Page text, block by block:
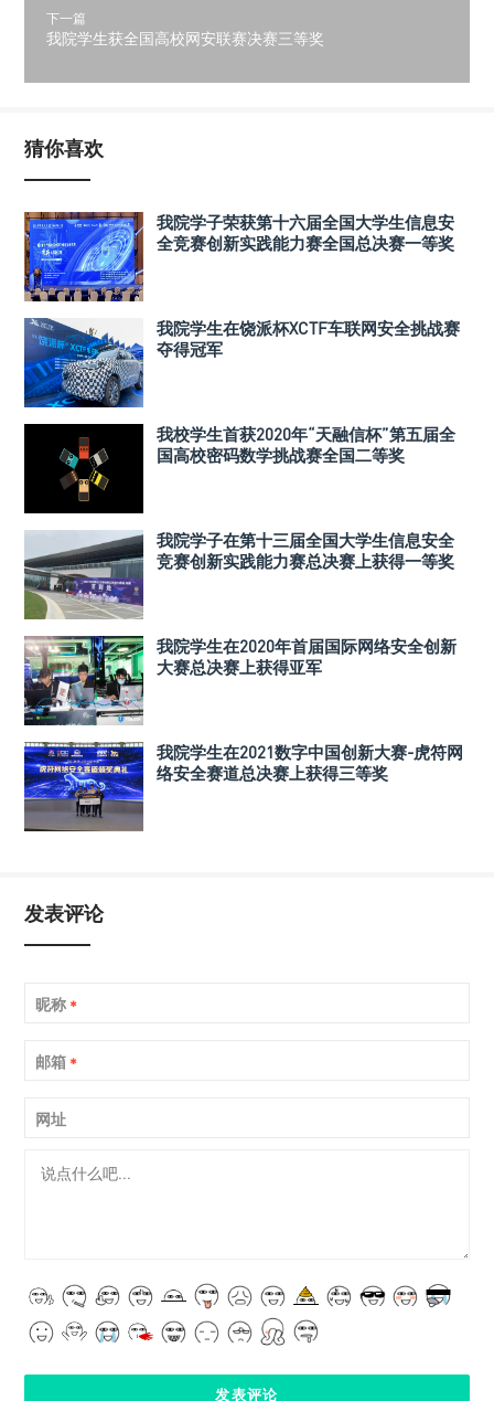
下一篇
我院学生获全国高校网安联赛决赛三等奖
猜你喜欢
我院学子荣获第十六届全国大学生信息安
全竞赛创新实践能力赛全国总决赛一等奖
我院学生在饶派杯XCTF车联网安全挑战赛
夺得冠军
我校学生首获2020年“天融信杯”第五届全
国高校密码数学挑战赛全国二等奖
我院学子在第十三届全国大学生信息安全
竞赛创新实践能力赛总决赛上获得一等奖
我院学生在2020年首届国际网络安全创新
大赛总决赛上获得亚军
我院学生在2021数字中国创新大赛-虎符网
络安全赛道总决赛上获得三等奖
发表评论
昵称 *
邮箱 *
网址